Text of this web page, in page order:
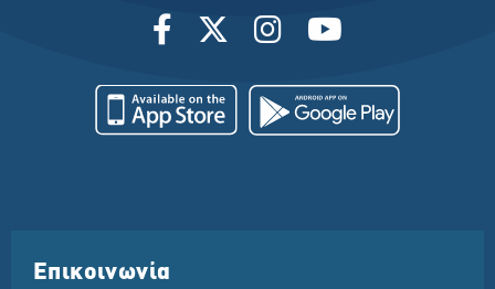
Επικοινωνία